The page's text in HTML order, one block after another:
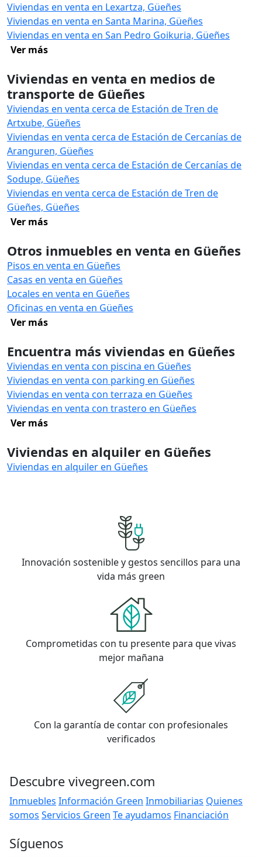
Viviendas en venta en Lexartza, Güeñes
Viviendas en venta en Santa Marina, Güeñes
Viviendas en venta en San Pedro Goikuria, Güeñes
Ver más
Viviendas en venta en medios de
transporte de Güeñes
Viviendas en venta cerca de Estación de Tren de
Artxube, Güeñes
Viviendas en venta cerca de Estación de Cercanías de
Aranguren, Güeñes
Viviendas en venta cerca de Estación de Cercanías de
Sodupe, Güeñes
Viviendas en venta cerca de Estación de Tren de
Güeñes, Güeñes
Ver más
Otros inmuebles en venta en Güeñes
Pisos en venta en Güeñes
Casas en venta en Güeñes
Locales en venta en Güeñes
Oficinas en venta en Güeñes
Ver más
Encuentra más viviendas en Güeñes
Viviendas en venta con piscina en Güeñes
Viviendas en venta con parking en Güeñes
Viviendas en venta con terraza en Güeñes
Viviendas en venta con trastero en Güeñes
Ver más
Viviendas en alquiler en Güeñes
Viviendas en alquiler en Güeñes
Innovación sostenible y gestos sencillos para una
vida más green
Comprometidas con tu presente para que vivas
mejor mañana
Con la garantía de contar con profesionales
verificados
Descubre vivegreen.com
Inmuebles Información Green Inmobiliarias Quienes
somos Servicios Green Te ayudamos Financiación
Síguenos